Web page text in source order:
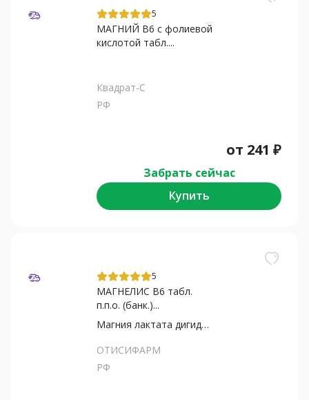
5
МАГНИЙ В6 с фолиевой
кислотой табл....
Квадрат-С
РФ
от 241 ₽
Забрать сейчас
Купить
5
МАГНЕЛИС В6 табл.
п.п.о. (банк.)...
Магния лактата дигидрат
ОТИСИФАРМ
РФ